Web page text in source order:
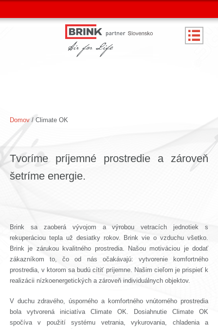
Domov / Climate OK
Tvoríme príjemné prostredie a zároveň
šetríme energie.
Brink sa zaoberá vývojom a výrobou vetracích jednotiek s
rekuperáciou tepla už desiatky rokov. Brink vie o vzduchu všetko.
Brink je zárukou kvalitného prostredia. Našou motiváciou je dodať
zákazníkom to, čo od nás očakávajú: vytvorenie komfortného
prostredia, v ktorom sa budú cítiť príjemne. Našim cieľom je prispieť k
realizácii nízkoenergetických a zároveň individuálnych objektov.
V duchu zdravého, úsporného a komfortného vnútorného prostredia
bola vytvorená iniciatíva Climate OK. Dosiahnutie Climate OK
spočíva v použití systému vetrania, vykurovania, chladenia a